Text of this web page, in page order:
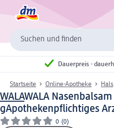
Suchen und finden
Dauerpreis -
Startseite Online-Apotheke
WALAWALA
gApothekenpflichtiges
0 (0)